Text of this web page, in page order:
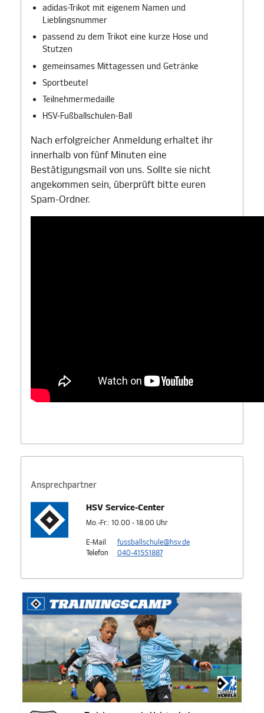
adidas-Trikot mit eigenem Namen und
Lieblingsnummer
passend zu dem Trikot eine kurze Hose und
Stutzen
gemeinsames Mittagessen und Getränke
Sportbeutel
Teilnehmermedaille
HSV-Fußballschulen-Ball
Nach erfolgreicher Anmeldung erhaltet ihr
innerhalb von fünf Minuten eine
Bestätigungsmail von uns. Sollte sie nicht
angekommen sein, überprüft bitte euren
Spam-Ordner.
Ansprechpartner
HSV Service-Center
Mo.-Fr.: 10.00 - 18.00 Uhr
E-Mail
fussballschule@hsv.de
Telefon
040-41551887